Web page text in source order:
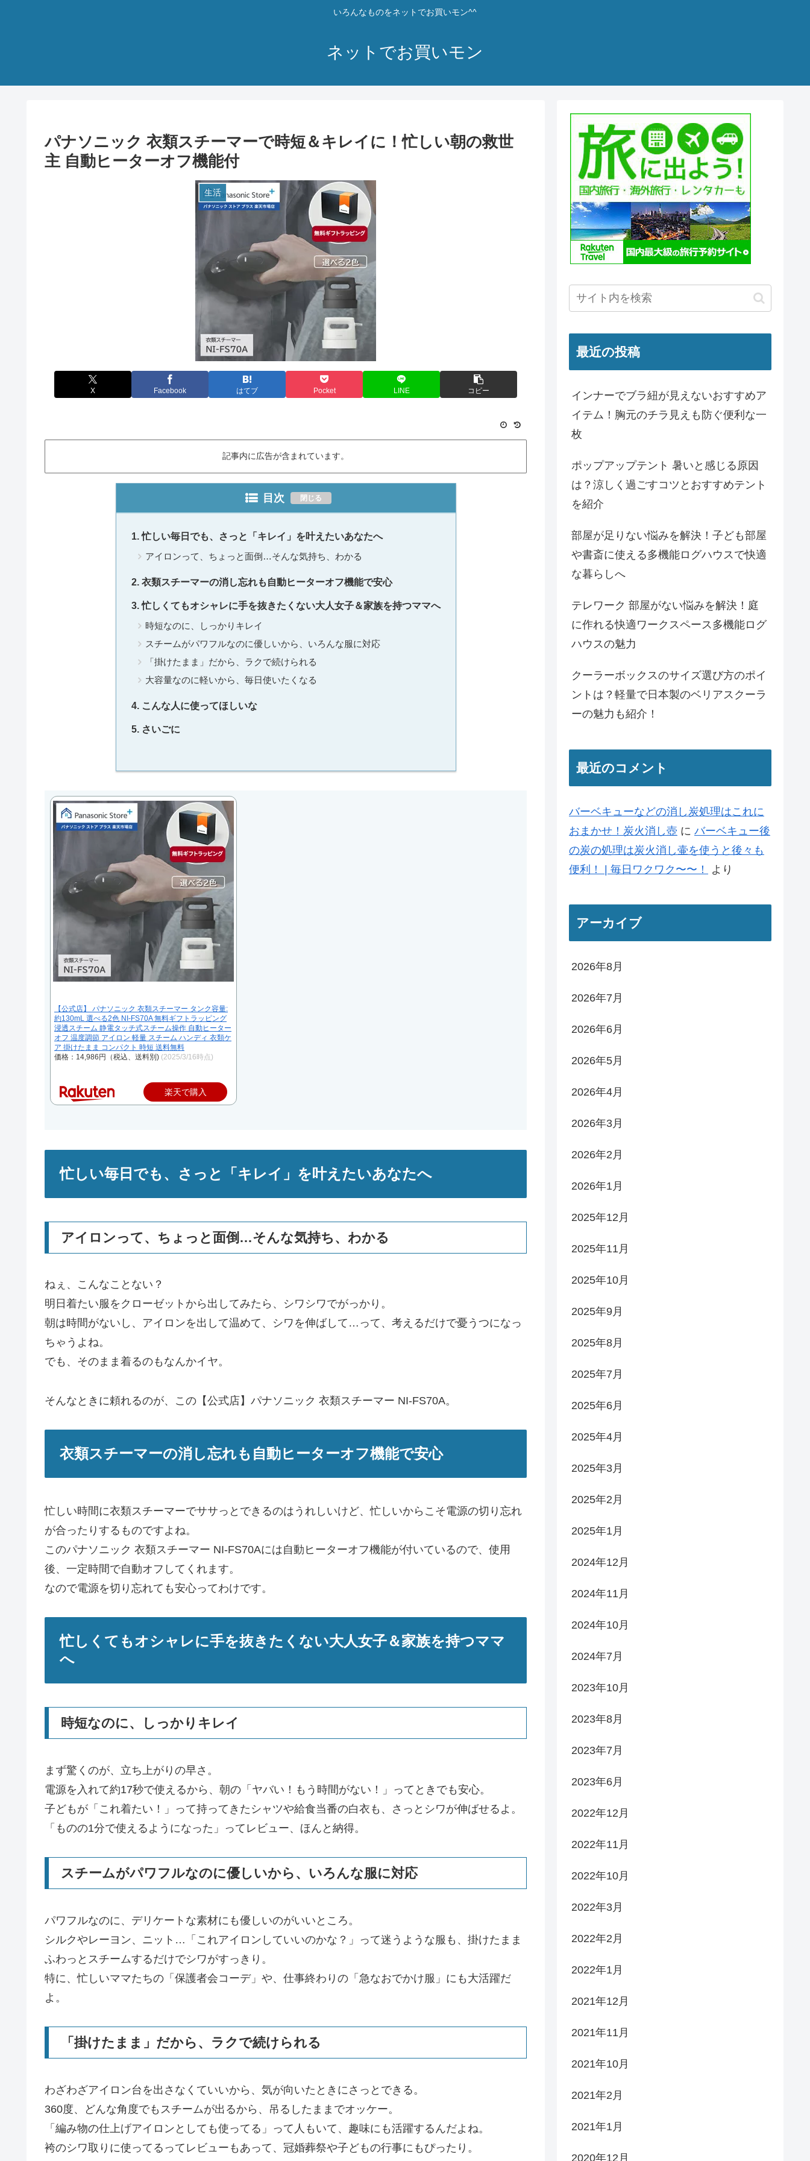
いろんなものをネットでお買いモン^^
ネットでお買いモン
パナソニック 衣類スチーマーで時短＆キレイに！忙しい朝の救世
主 自動ヒーターオフ機能付
生活
X Facebook はてブ Pocket LINE コピー
記事内に広告が含まれています。
目次
忙しい毎日でも、さっと「キレイ」を叶えたいあなたへ
アイロンって、ちょっと面倒…そんな気持ち、わかる
衣類スチーマーの消し忘れも自動ヒーターオフ機能で安心
忙しくてもオシャレに手を抜きたくない大人女子＆家族を持つママへ
時短なのに、しっかりキレイ
スチームがパワフルなのに優しいから、いろんな服に対応
「掛けたまま」だから、ラクで続けられる
大容量なのに軽いから、毎日使いたくなる
こんな人に使ってほしいな
さいごに
【公式店】 パナソニック 衣類スチーマー タンク容量:
約130mL 選べる2色 NI-FS70A 無料ギフトラッピング
浸透スチーム 静電タッチ式スチーム操作 自動ヒーター
オフ 温度調節 アイロン 軽量 スチーム ハンディ 衣類ケ
ア 掛けたまま コンパクト 時短 送料無料
価格：14,986円（税込、送料別) (2025/3/16時点)
楽天で購入
忙しい毎日でも、さっと「キレイ」を叶えたいあなたへ
アイロンって、ちょっと面倒…そんな気持ち、わかる
ねぇ、こんなことない？
明日着たい服をクローゼットから出してみたら、シワシワでがっかり。
朝は時間がないし、アイロンを出して温めて、シワを伸ばして…って、考えるだけで憂うつになっ
ちゃうよね。
でも、そのまま着るのもなんかイヤ。
そんなときに頼れるのが、この【公式店】パナソニック 衣類スチーマー NI-FS70A。
衣類スチーマーの消し忘れも自動ヒーターオフ機能で安心
忙しい時間に衣類スチーマーでササっとできるのはうれしいけど、忙しいからこそ電源の切り忘れ
が合ったりするものですよね。
このパナソニック 衣類スチーマー NI-FS70Aには自動ヒーターオフ機能が付いているので、使用
後、一定時間で自動オフしてくれます。
なので電源を切り忘れても安心ってわけです。
忙しくてもオシャレに手を抜きたくない大人女子＆家族を持つママ
へ
時短なのに、しっかりキレイ
まず驚くのが、立ち上がりの早さ。
電源を入れて約17秒で使えるから、朝の「ヤバい！もう時間がない！」ってときでも安心。
子どもが「これ着たい！」って持ってきたシャツや給食当番の白衣も、さっとシワが伸ばせるよ。
「ものの1分で使えるようになった」ってレビュー、ほんと納得。
スチームがパワフルなのに優しいから、いろんな服に対応
パワフルなのに、デリケートな素材にも優しいのがいいところ。
シルクやレーヨン、ニット…「これアイロンしていいのかな？」って迷うような服も、掛けたまま
ふわっとスチームするだけでシワがすっきり。
特に、忙しいママたちの「保護者会コーデ」や、仕事終わりの「急なおでかけ服」にも大活躍だ
よ。
「掛けたまま」だから、ラクで続けられる
わざわざアイロン台を出さなくていいから、気が向いたときにさっとできる。
360度、どんな角度でもスチームが出るから、吊るしたままでオッケー。
「編み物の仕上げアイロンとしても使ってる」って人もいて、趣味にも活躍するんだよね。
袴のシワ取りに使ってるってレビューもあって、冠婚葬祭や子どもの行事にもぴったり。
最近の投稿
インナーでブラ紐が見えないおすすめア
イテム！胸元のチラ見えも防ぐ便利な一
枚
ポップアップテント 暑いと感じる原因
は？涼しく過ごすコツとおすすめテント
を紹介
部屋が足りない悩みを解決！子ども部屋
や書斎に使える多機能ログハウスで快適
な暮らしへ
テレワーク 部屋がない悩みを解決！庭
に作れる快適ワークスペース多機能ログ
ハウスの魅力
クーラーボックスのサイズ選び方のポイ
ントは？軽量で日本製のベリアスクーラ
ーの魅力も紹介！
最近のコメント
バーベキューなどの消し炭処理はこれに
おまかせ！炭火消し壺 に バーベキュー後
の炭の処理は炭火消し壷を使うと後々も
便利！ | 毎日ワクワク〜〜！
より
アーカイブ
2026年8月
2026年7月
2026年6月
2026年5月
2026年4月
2026年3月
2026年2月
2026年1月
2025年12月
2025年11月
2025年10月
2025年9月
2025年8月
2025年7月
2025年6月
2025年4月
2025年3月
2025年2月
2025年1月
2024年12月
2024年11月
2024年10月
2024年7月
2023年10月
2023年8月
2023年7月
2023年6月
2022年12月
2022年11月
2022年10月
2022年3月
2022年2月
2022年1月
2021年12月
2021年11月
2021年10月
2021年2月
2021年1月
2020年12月